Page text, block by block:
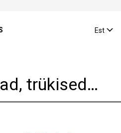
Est
trükised…